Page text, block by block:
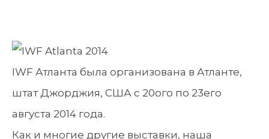
IWF Атланта была организована в Атланте,
штат Джорджия, США с 20ого по 23его
августа 2014 года.
Как и многие другие выставки, наша